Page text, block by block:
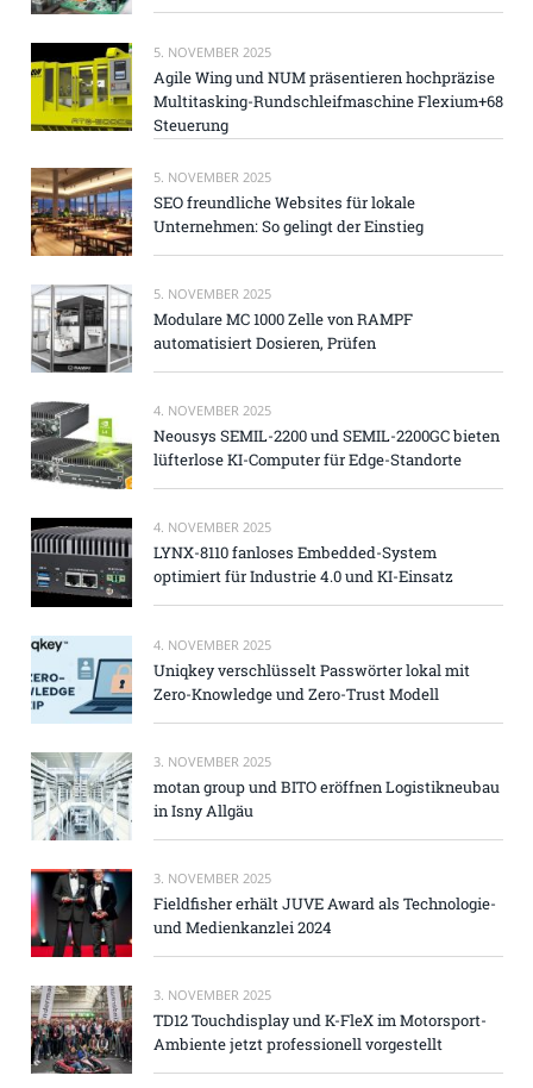
5. NOVEMBER 2025
Agile Wing und NUM präsentieren hochpräzise
Multitasking-Rundschleifmaschine Flexium+68
Steuerung
5. NOVEMBER 2025
SEO freundliche Websites für lokale
Unternehmen: So gelingt der Einstieg
5. NOVEMBER 2025
Modulare MC 1000 Zelle von RAMPF
automatisiert Dosieren, Prüfen
4. NOVEMBER 2025
Neousys SEMIL-2200 und SEMIL-2200GC bieten
lüfterlose KI-Computer für Edge-Standorte
4. NOVEMBER 2025
LYNX-8110 fanloses Embedded-System
optimiert für Industrie 4.0 und KI-Einsatz
4. NOVEMBER 2025
Uniqkey verschlüsselt Passwörter lokal mit
Zero-Knowledge und Zero-Trust Modell
3. NOVEMBER 2025
motan group und BITO eröffnen Logistikneubau
in Isny Allgäu
3. NOVEMBER 2025
Fieldfisher erhält JUVE Award als Technologie-
und Medienkanzlei 2024
3. NOVEMBER 2025
TD12 Touchdisplay und K-FleX im Motorsport-
Ambiente jetzt professionell vorgestellt